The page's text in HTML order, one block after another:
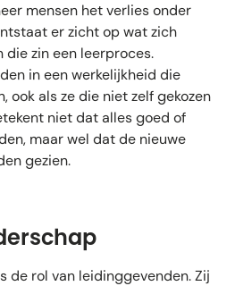
mensen het verlies onder
er zicht op wat zich
die zin een leerproces.
in een werkelijkheid die
ook als ze die niet zelf gekozen
niet dat alles goed of
maar wel dat de nieuwe
gezien.
de rol van leidinggevenden. Zij